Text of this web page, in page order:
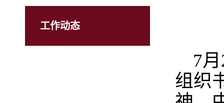
工作动态
7
组织